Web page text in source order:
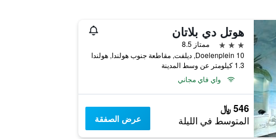
هوتل دي بلاتان
3 نجوم
ممتاز 8.5
Doelenplein 10, ديلفت, مقاطعة جنوب هولندا, هولندا
1.3 كيلومتر عن وسط المدينة
واي فاي مجاني
546 ﷼
المتوسط في الليلة عرض الصفقة